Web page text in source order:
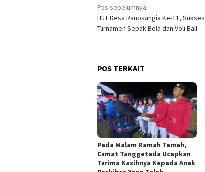
Navigasi
pos
Pos sebelumnya
HUT Desa Ranosangia Ke-11,
Turnamen Sepak Bola dan Voli Ball
POS TERKAIT
Pada Malam Ramah Tamah,
Camat Tanggetada Ucapkan
Terima Kasihnya Kepada Anak